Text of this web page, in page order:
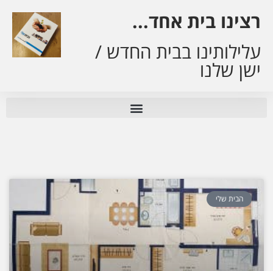
רצינו בית אחד...
עלילותינו בבית החדש /
ישן שלנו
הבית שלי